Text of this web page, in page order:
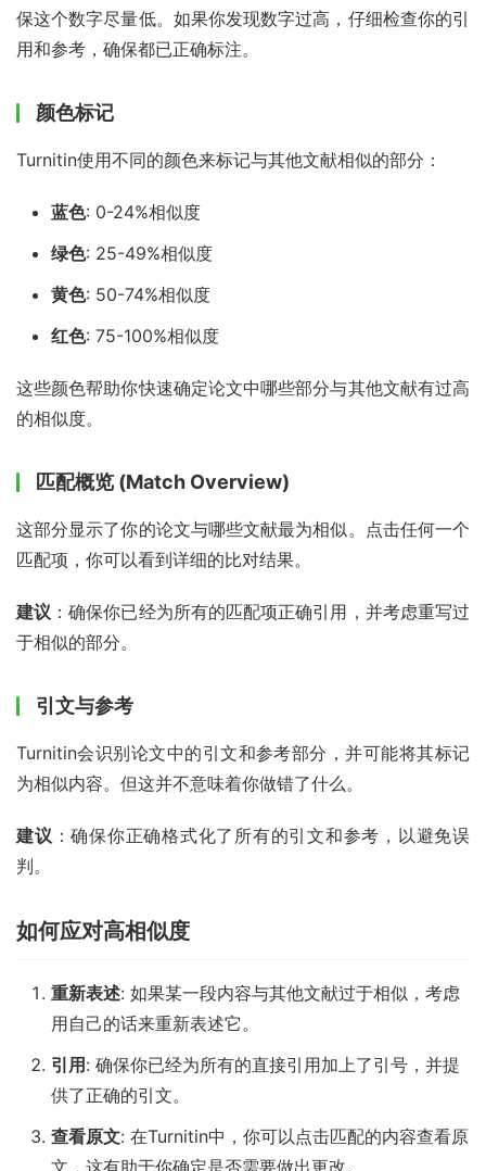
保这个数字尽量低。如果你发现数字过高，仔细检查你的引
用和参考，确保都已正确标注。
颜色标记
Turnitin使用不同的颜色来标记与其他文献相似的部分：
蓝色: 0-24%相似度
绿色: 25-49%相似度
黄色: 50-74%相似度
红色: 75-100%相似度
这些颜色帮助你快速确定论文中哪些部分与其他文献有过高
的相似度。
匹配概览 (Match Overview)
这部分显示了你的论文与哪些文献最为相似。点击任何一个
匹配项，你可以看到详细的比对结果。
建议 ：确保你已经为所有的匹配项正确引用，并考虑重写过
于相似的部分。
引文与参考
Turnitin会识别论文中的引文和参考部分，并可能将其标记
为相似内容。但这并不意味着你做错了什么。
建议 ：确保你正确格式化了所有的引文和参考，以避免误
判。
如何应对高相似度
重新表述: 如果某一段内容与其他文献过于相似，考虑
用自己的话来重新表述它。
引用 : 确保你已经为所有的直接引用加上了引号，并提
供了正确的引文。
查看原文: 在Turnitin中，你可以点击匹配的内容查看原
文，这有助于你确定是否需要做出更改。